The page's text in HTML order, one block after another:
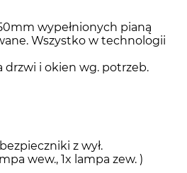
wypełnionych pianą
Wszystko w technologii
i okien wg. potrzeb.
z wył.
wew., 1x lampa zew. )